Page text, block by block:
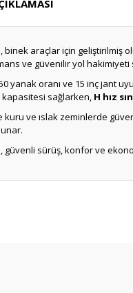
, binek araçlar için geliştirilmiş
ve güvenilir yol hakimiyeti
yanak oranı ve 15 inç jant
kapasitesi sağlarken, H hız
ve ıslak zeminlerde
, güvenli sürüş, konfor ve